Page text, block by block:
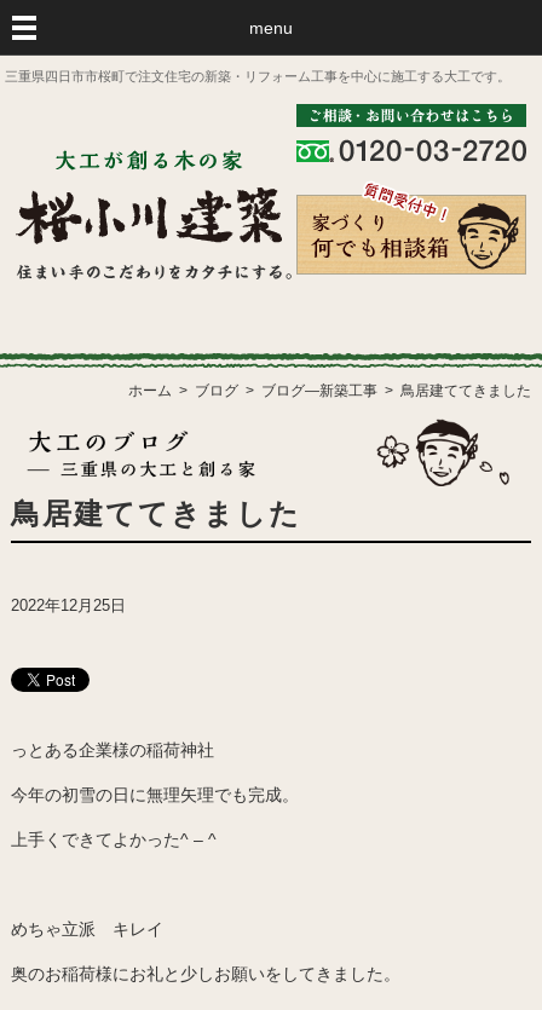
menu
三重県四日市市桜町で注文住宅の新築・リフォーム工事を中心に施工する大工です。
ホーム ブログ ブログ―新築工事 鳥居建ててきました
鳥居建ててきました
2022年12月25日
っとある企業様の稲荷神社
今年の初雪の日に無理矢理でも完成。
上手くできてよかった^ – ^
めちゃ立派 キレイ
奥のお稲荷様にお礼と少しお願いをしてきました。